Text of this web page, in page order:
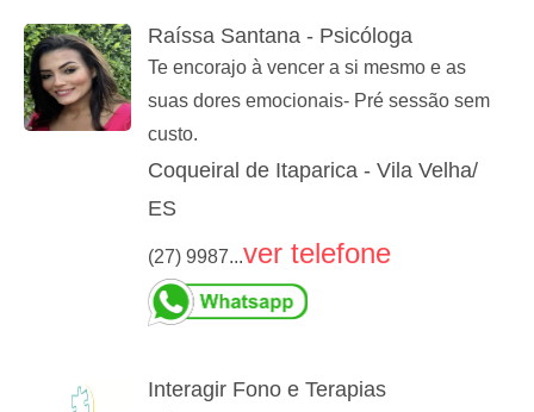
Raíssa Santana - Psicóloga
Te encorajo à vencer a si mesmo e as
suas dores emocionais- Pré sessão sem
custo.
Coqueiral de Itaparica - Vila Velha/
ES
(27) 9987...ver telefone
Interagir Fono e Terapias